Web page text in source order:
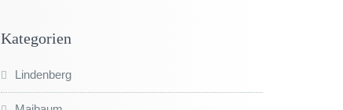
Kategorien
Lindenberg